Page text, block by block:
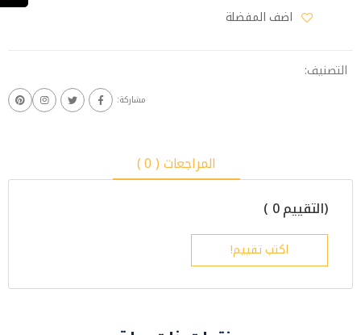
اضف المفضلة
التصنيف:
مشاركة:
المراجعات ( 0 )
(التقييم 0 )
اكتب تقييم!